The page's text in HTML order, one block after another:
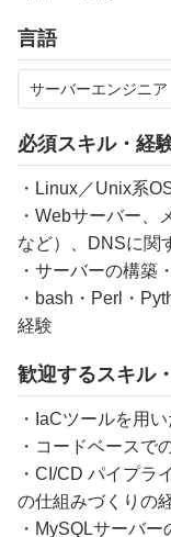
言語
サーバーエンジニア
必須スキル・経
・Linux／Unix系
・Webサーバー、
など）、DNSに関
・サーバーの構築
・bash・Perl・
経験
歓迎するスキル
・IaCツールを用
・コードベースで
・CI/CD パイプラ
の仕組みづくりの
・MySQLサーバ